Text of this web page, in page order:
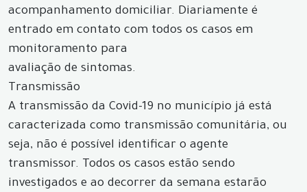
acompanhamento domiciliar. Diariamente é
entrado em contato com todos os casos em
monitoramento para
avaliação de sintomas.
Transmissão
A transmissão da Covid-19 no município já está
caracterizada como transmissão comunitária, ou
seja, não é possível identificar o agente
transmissor. Todos os casos estão sendo
investigados e ao decorrer da semana estarão